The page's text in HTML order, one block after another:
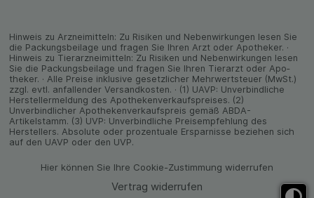
Hinweis zu Arzneimitteln: Zu Risiken und Neben­wirkungen lesen Sie
die Packungs­beilage und fragen Sie Ihren Arzt oder Apo­theker. ·
Hinweis zu Tier­arz­nei­mitteln: Zu Risiken und Neben­wirkungen lesen
Sie die Packungs­beilage und fragen Sie Ihren Tier­arzt oder Apo­
theker. · Alle Preise inklusive gesetz­licher Mehrwertsteuer (MwSt.)
zzgl. evtl. anfallender Versand­kosten. · (1) UAVP: Unverbindliche
Herstellermeldung des Apothekenverkaufspreises. (2)
Unverbindlicher Apothekenverkaufspreis gemäß ABDA-
Artikelstamm. (3) UVP: Unverbindliche Preisempfehlung des
Herstellers. Absolute oder prozentuale Ersparnisse beziehen sich
auf den UAVP oder den UVP.
Hier können Sie Ihre Cookie-Zustimmung widerrufen
Vertrag widerrufen